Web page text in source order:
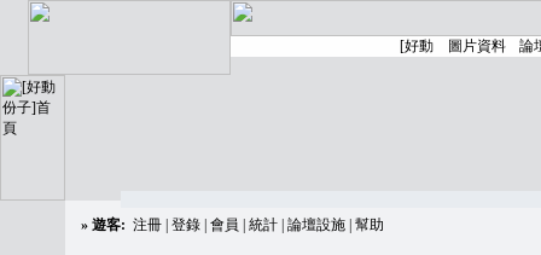
» 遊客: 注冊 登錄 會員 統計 論壇設施 幫助